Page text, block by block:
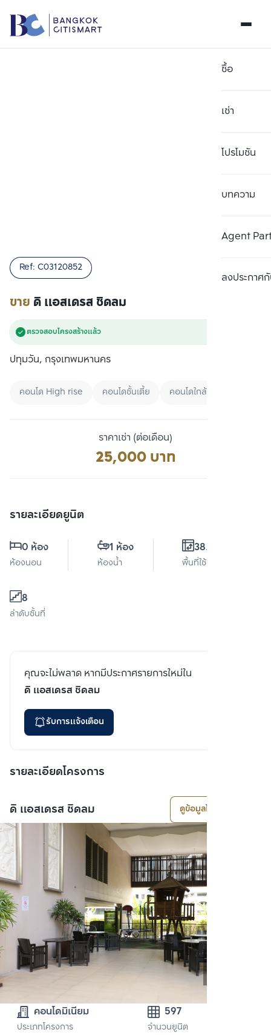
ซื้อ
เช่า
โปรโมชัน
บทความ
Agent
ลงประกาศกั
ขาย ดิ แอสเดรส ชิดลม
Ref: C03120852
ตรวจสอบโครงสร้างแล้ว
ปทุมวัน, กรุงเทพมหานคร
คอนโด High rise คอนโดชั้นเตี้ย คอนโดใกล้ BTS
ราคาเช่า (ต่อเดือน)
25,000 บาท
รายละเอียดยูนิต
0 ห้อง
ห้องนอน
1 ห้อง
ห้องน้ำ
38.5 ตร.ม.
พื้นที่ใช้สอย
8
ลำดับชั้นที่
คุณจะไม่พลาด หากมีประกาศรายการใหม่ใน
ดิ แอสเดรส ชิดลม
รับการแจ้งเตือน
รายละเอียดโครงการ
ดิ แอสเดรส ชิดลม ดูข้อมูลโครงการ
คอนโดมิเนียม
ประเภทโครงการ
597
จำนวนยูนิต
เปรียบเทียบ